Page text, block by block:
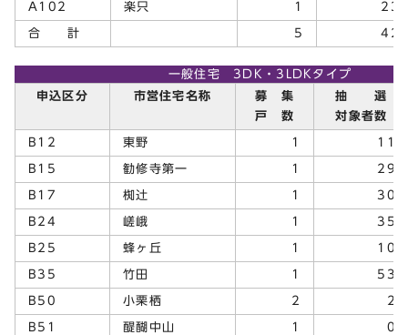
A102 楽只 1 23
合 計 5 42
一般住宅 3DK・3LDKタイプ
申込区分
市営住宅名称
募 集
戸 数
抽 選
対象者数
B12 東野 1 11
B15 勧修寺第一 1 29
B17 椥辻 1 30
B24 嵯峨 1 35
B25 蜂ヶ丘 1 10
B35 竹田 1 53
B50 小栗栖 2 2
B51 醍醐中山 1 0